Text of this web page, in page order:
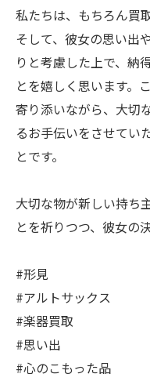
私たちは、もちろん買
そして、彼女の思い出
りと考慮した上で、納
とを嬉しく思います。
寄り添いながら、大切
るお手伝いをさせてい
とです。
大切な物が新しい持ち
とを祈りつつ、彼女の
#形見
#アルトサックス
#楽器買取
#思い出
#心のこもった品